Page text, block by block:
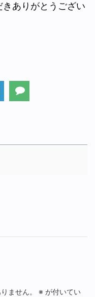
ありがとうござい
ません。 ※ が付いてい